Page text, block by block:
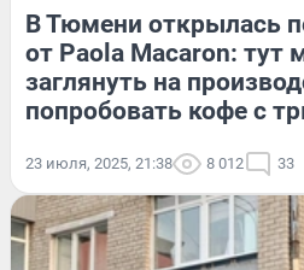
В Тюмени открылась
от Paola Macaron: тут
заглянуть на
попробовать кофе с
23 июля, 2025, 21:38 8 012 33